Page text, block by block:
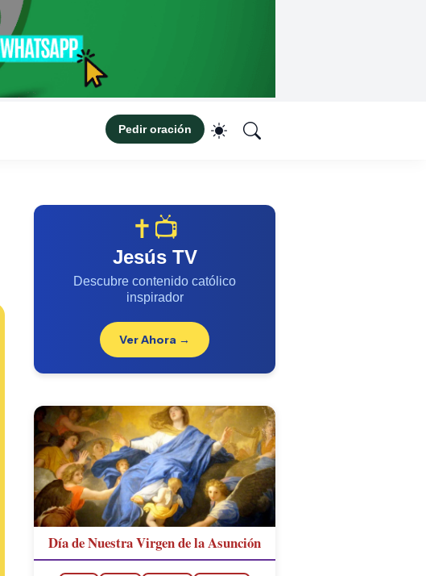
Pedir oración
✝️📺
Jesús TV
Descubre contenido católico
inspirador
Ver Ahora →
Día de Nuestra Virgen de la Asunción